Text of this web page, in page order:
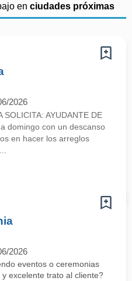
en ciudades próximas
2026
SOLICITA: AYUDANTE DE
domingo con un descanso
en hacer los arreglos
2026
eventos o ceremonias
excelente trato al cliente?